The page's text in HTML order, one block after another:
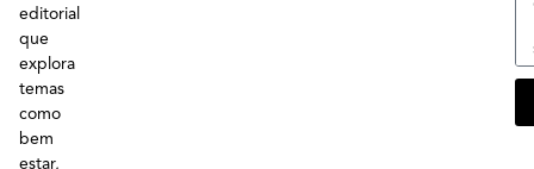
editorial
que
explora
temas
como
bem
estar,